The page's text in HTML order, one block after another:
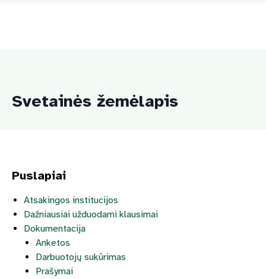
Svetainės žemėlapis
Puslapiai
Atsakingos institucijos
Dažniausiai užduodami klausimai
Dokumentacija
Anketos
Darbuotojų sukūrimas
Prašymai